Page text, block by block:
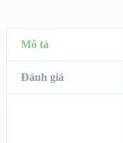
Mô tả
Đánh giá